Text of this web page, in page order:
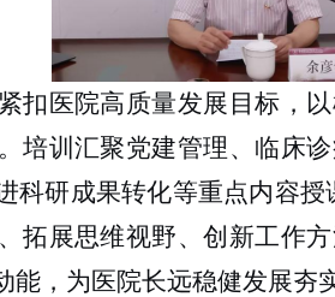
扣医院高质量发展目标，
培训 汇聚党建管理、临床
科研成果转化等重点内容授
拓展思维视野、创新工作
，为医院长远稳健发展夯